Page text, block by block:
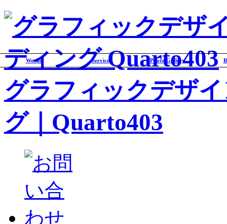
グラフィックデザ
グ｜Quarto403
Works Service Photo Gallery